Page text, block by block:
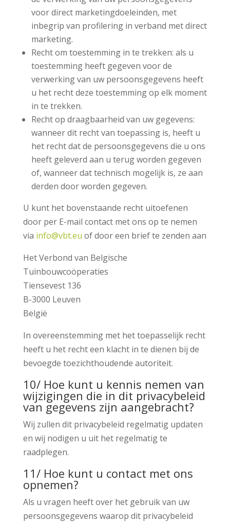
voor direct marketingdoeleinden, met
inbegrip van profilering in verband met direct
marketing.
Recht om toestemming in te trekken: als u
toestemming heeft gegeven voor de
verwerking van uw persoonsgegevens heeft
u het recht deze toestemming op elk moment
in te trekken.
Recht op draagbaarheid van uw gegevens:
wanneer dit recht van toepassing is, heeft u
het recht dat de persoonsgegevens die u ons
heeft geleverd aan u terug worden gegeven
of, wanneer dat technisch mogelijk is, ze aan
derden door worden gegeven.
U kunt het bovenstaande recht uitoefenen
door per E-mail contact met ons op te nemen
via info@vbt.eu of door een brief te zenden aan
Het Verbond van Belgische
Tuinbouwcoöperaties
Tiensevest 136
B-3000 Leuven
België
In overeenstemming met het toepasselijk recht
heeft u het recht een klacht in te dienen bij de
bevoegde toezichthoudende autoriteit.
10/ Hoe kunt u kennis nemen van
wijzigingen die in dit privacybeleid
van gegevens zijn aangebracht?
Wij zullen dit privacybeleid regelmatig updaten
en wij nodigen u uit het regelmatig te
raadplegen.
11/ Hoe kunt u contact met ons
opnemen?
Als u vragen heeft over het gebruik van uw
persoonsgegevens waarop dit privacybeleid